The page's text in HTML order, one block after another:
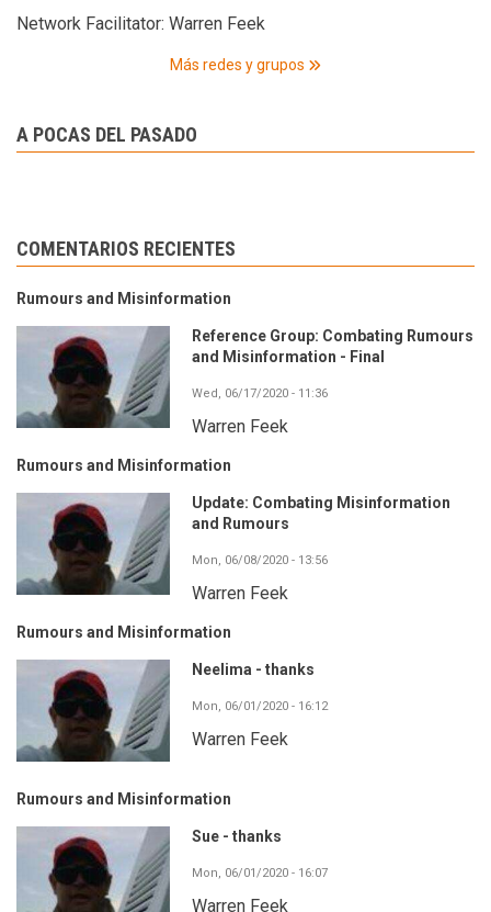
Network Facilitator: Warren Feek
Más redes y grupos
A POCAS DEL PASADO
COMENTARIOS RECIENTES
Rumours and Misinformation
Reference Group: Combating Rumours
and Misinformation - Final
Wed, 06/17/2020 - 11:36
Warren Feek
Rumours and Misinformation
Update: Combating Misinformation
and Rumours
Mon, 06/08/2020 - 13:56
Warren Feek
Rumours and Misinformation
Neelima - thanks
Mon, 06/01/2020 - 16:12
Warren Feek
Rumours and Misinformation
Sue - thanks
Mon, 06/01/2020 - 16:07
Warren Feek